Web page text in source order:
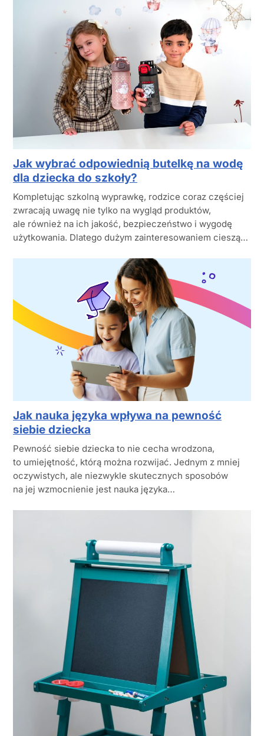
Jak wybrać odpowiednią butelkę na wodę
dla dziecka do szkoły?
Kompletując szkolną wyprawkę, rodzice coraz częściej
zwracają uwagę nie tylko na wygląd produktów,
ale również na ich jakość, bezpieczeństwo i wygodę
użytkowania. Dlatego dużym zainteresowaniem cieszą…
Jak nauka języka wpływa na pewność
siebie dziecka
Pewność siebie dziecka to nie cecha wrodzona,
to umiejętność, którą można rozwijać. Jednym z mniej
oczywistych, ale niezwykle skutecznych sposobów
na jej wzmocnienie jest nauka języka…